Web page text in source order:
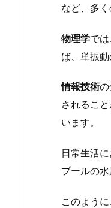
など、多
物理学で
ば、単振
情報技術
されるこ
います。
日常生活
プールの
このよう